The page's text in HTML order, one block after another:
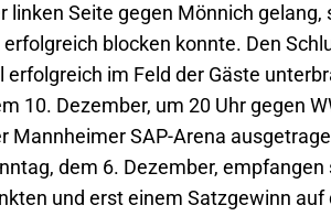
Seite gegen Mönnich gelang,
blocken konnte. Den
im Feld der Gäste
10. Dezember, um 20 Uhr gegen
Mannheimer SAP-Arena
dem 6. Dezember,
und erst einem Satzgewinn